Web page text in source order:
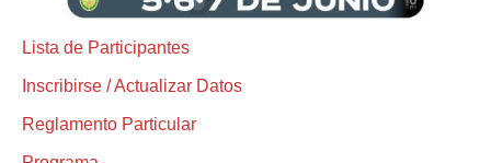
Lista de Participantes
Inscribirse / Actualizar Datos
Reglamento Particular